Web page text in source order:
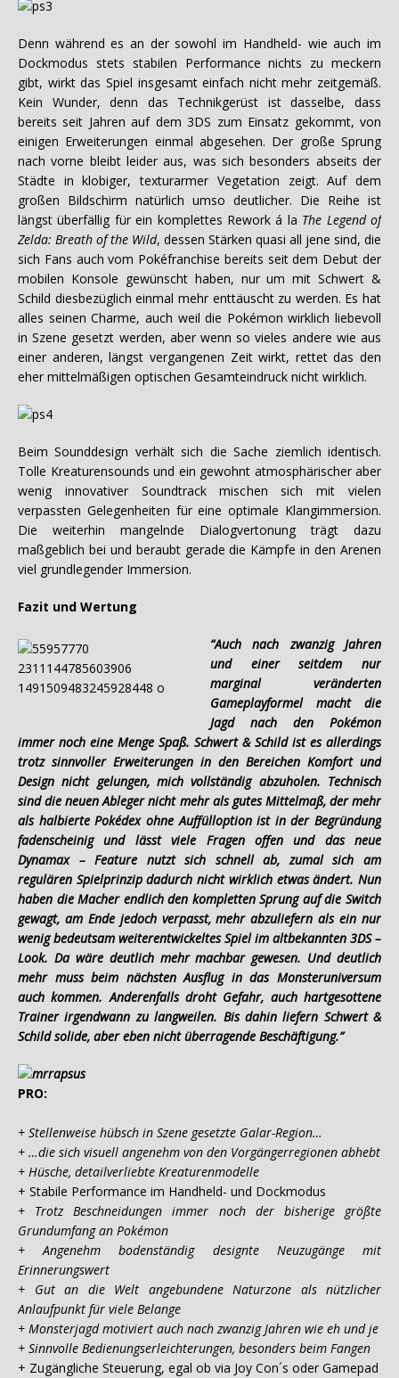
Denn während es an der sowohl im Handheld- wie auch im
Dockmodus stets stabilen Performance nichts zu meckern
gibt, wirkt das Spiel insgesamt einfach nicht mehr zeitgemäß.
Kein Wunder, denn das Technikgerüst ist dasselbe, dass
bereits seit Jahren auf dem 3DS zum Einsatz gekommt, von
einigen Erweiterungen einmal abgesehen. Der große Sprung
nach vorne bleibt leider aus, was sich besonders abseits der
Städte in klobiger, texturarmer Vegetation zeigt. Auf dem
großen Bildschirm natürlich umso deutlicher. Die Reihe ist
längst überfällig für ein komplettes Rework á la The Legend of
Zelda: Breath of the Wild, dessen Stärken quasi all jene sind, die
sich Fans auch vom Pokéfranchise bereits seit dem Debut der
mobilen Konsole gewünscht haben, nur um mit Schwert &
Schild diesbezüglich einmal mehr enttäuscht zu werden. Es hat
alles seinen Charme, auch weil die Pokémon wirklich liebevoll
in Szene gesetzt werden, aber wenn so vieles andere wie aus
einer anderen, längst vergangenen Zeit wirkt, rettet das den
eher mittelmäßigen optischen Gesamteindruck nicht wirklich.
Beim Sounddesign verhält sich die Sache ziemlich identisch.
Tolle Kreaturensounds und ein gewohnt atmosphärischer aber
wenig innovativer Soundtrack mischen sich mit vielen
verpassten Gelegenheiten für eine optimale Klangimmersion.
Die weiterhin mangelnde Dialogvertonung trägt dazu
maßgeblich bei und beraubt gerade die Kämpfe in den Arenen
viel grundlegender Immersion.
Fazit und Wertung
“Auch nach zwanzig Jahren
und einer seitdem nur
marginal veränderten
Gameplayformel macht die
Jagd nach den Pokémon
immer noch eine Menge Spaß. Schwert & Schild ist es allerdings
trotz sinnvoller Erweiterungen in den Bereichen Komfort und
Design nicht gelungen, mich vollständig abzuholen. Technisch
sind die neuen Ableger nicht mehr als gutes Mittelmaß, der mehr
als halbierte Pokédex ohne Auffülloption ist in der Begründung
fadenscheinig und lässt viele Fragen offen und das neue
Dynamax – Feature nutzt sich schnell ab, zumal sich am
regulären Spielprinzip dadurch nicht wirklich etwas ändert. Nun
haben die Macher endlich den kompletten Sprung auf die Switch
gewagt, am Ende jedoch verpasst, mehr abzuliefern als ein nur
wenig bedeutsam weiterentwickeltes Spiel im altbekannten 3DS –
Look. Da wäre deutlich mehr machbar gewesen. Und deutlich
mehr muss beim nächsten Ausflug in das Monsteruniversum
auch kommen. Anderenfalls droht Gefahr, auch hartgesottene
Trainer irgendwann zu langweilen. Bis dahin liefern Schwert &
Schild solide, aber eben nicht überragende Beschäftigung.”
PRO:
+ Stellenweise hübsch in Szene gesetzte Galar-Region…
+ …die sich visuell angenehm von den Vorgängerregionen abhebt
+ Hüsche, detailverliebte Kreaturenmodelle
+ Stabile Performance im Handheld- und Dockmodus
+ Trotz Beschneidungen immer noch der bisherige größte
Grundumfang an Pokémon
+ Angenehm bodenständig designte Neuzugänge mit
Erinnerungswert
+ Gut an die Welt angebundene Naturzone als nützlicher
Anlaufpunkt für viele Belange
+ Monsterjagd motiviert auch nach zwanzig Jahren wie eh und je
+ Sinnvolle Bedienungserleichterungen, besonders beim Fangen
+ Zugängliche Steuerung, egal ob via Joy Con´s oder Gamepad